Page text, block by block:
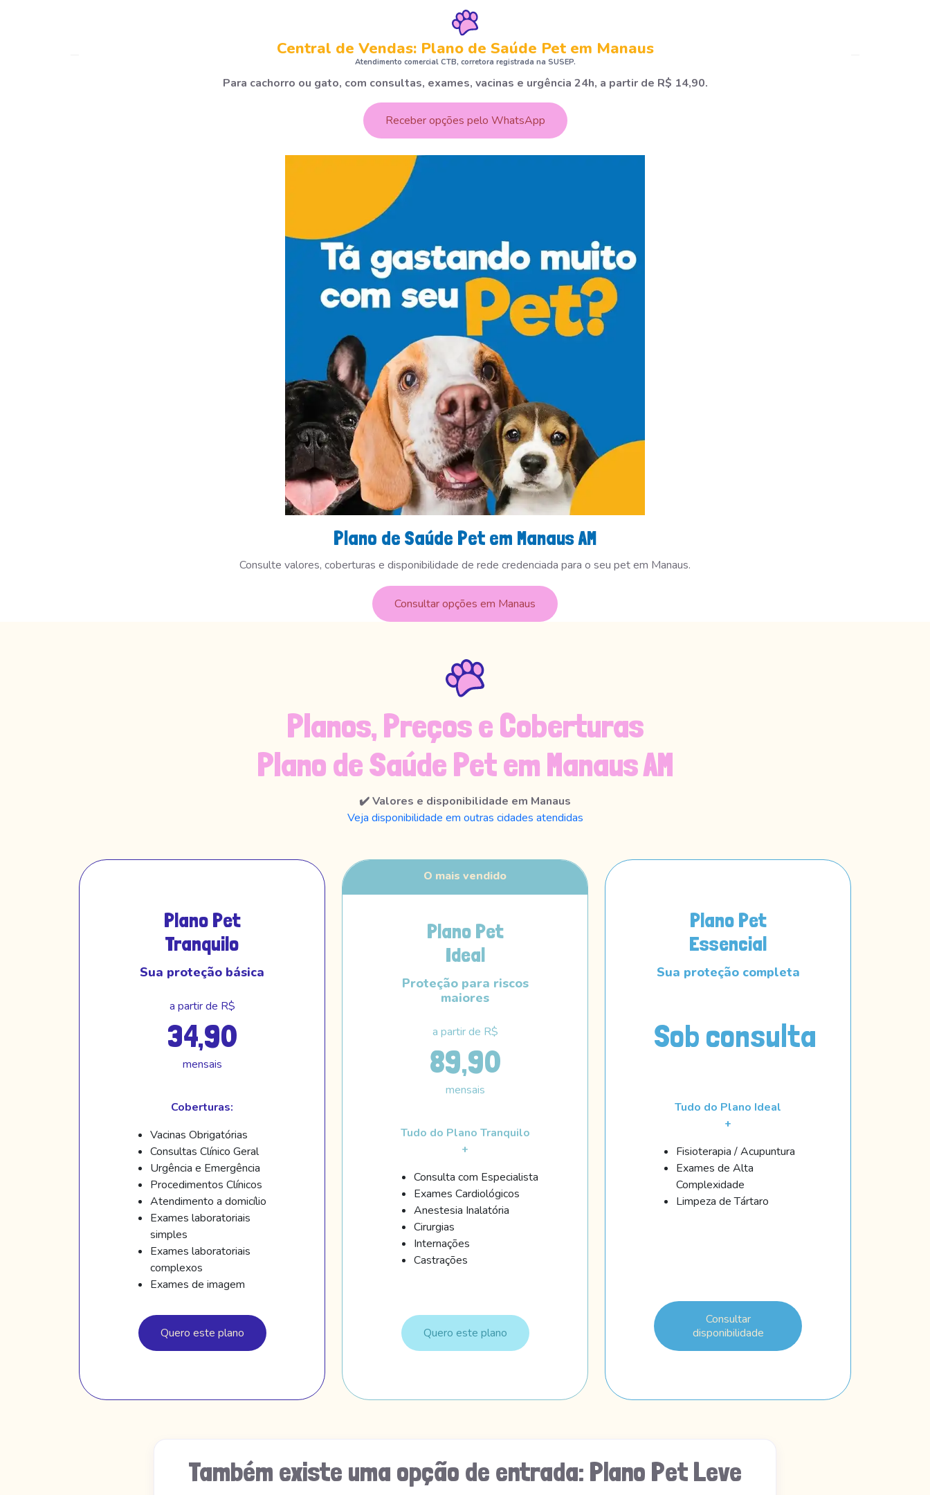
Central de Vendas: Plano de Saúde Pet em Manaus
Atendimento comercial CTB, corretora registrada na SUSEP.
Para cachorro ou gato, com consultas, exames, vacinas e urgência 24h, a partir de R$ 14,90.
Receber opções pelo WhatsApp
Plano de Saúde Pet em Manaus AM
Consulte valores, coberturas e disponibilidade de rede credenciada para o seu pet em Manaus.
Consultar opções em Manaus
Planos, Preços e Coberturas
Plano de Saúde Pet em Manaus AM
✔️ Valores e disponibilidade em Manaus
Veja disponibilidade em outras cidades atendidas
Plano Pet
Tranquilo
Sua proteção básica
a partir de R$
34,90
mensais
Coberturas:
Vacinas Obrigatórias
Consultas Clínico Geral
Urgência e Emergência
Procedimentos Clínicos
Atendimento a domicílio
Exames laboratoriais
simples
Exames laboratoriais
complexos
Exames de imagem
Quero este plano
Plano Pet
Ideal
Proteção para riscos
maiores
a partir de R$
89,90
mensais
Tudo do Plano Tranquilo
+
Consulta com Especialista
Exames Cardiológicos
Anestesia Inalatória
Cirurgias
Internações
Castrações
Quero este plano
Plano Pet
Essencial
Sua proteção completa
Sob consulta
Tudo do Plano Ideal
+
Fisioterapia / Acupuntura
Exames de Alta
Complexidade
Limpeza de Tártaro
Consultar
disponibilidade
Também existe uma opção de entrada: Plano Pet Leve